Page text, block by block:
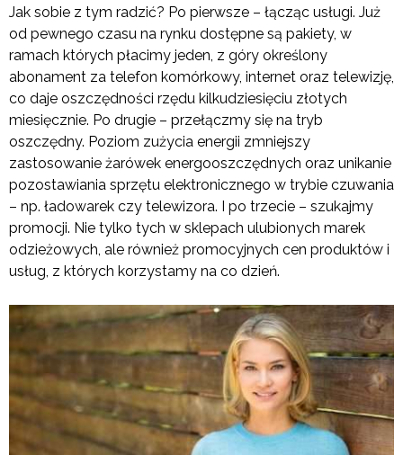
Jak sobie z tym radzić? Po pierwsze – łącząc usługi. Już
od pewnego czasu na rynku dostępne są pakiety, w
ramach których płacimy jeden, z góry określony
abonament za telefon komórkowy, internet oraz telewizję,
co daje oszczędności rzędu kilkudziesięciu złotych
miesięcznie. Po drugie – przełączmy się na tryb
oszczędny. Poziom zużycia energii zmniejszy
zastosowanie żarówek energooszczędnych oraz unikanie
pozostawiania sprzętu elektronicznego w trybie czuwania
– np. ładowarek czy telewizora. I po trzecie – szukajmy
promocji. Nie tylko tych w sklepach ulubionych marek
odzieżowych, ale również promocyjnych cen produktów i
usług, z których korzystamy na co dzień.